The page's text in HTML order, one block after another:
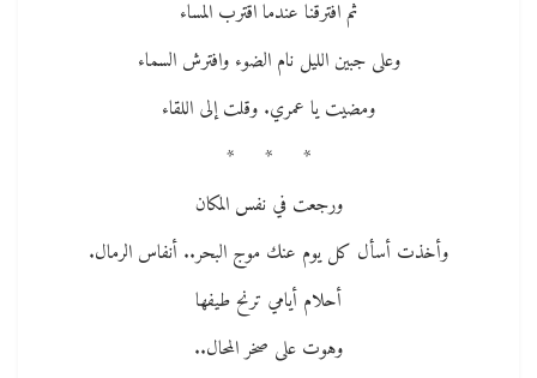
ثم افترقنا عندما اقترب المساء
وعلى جبين الليل نام الضوء وافترش السماء
ومضيت يا عمري. وقلت إلى اللقاء
* * *
ورجعت في نفس المكان
وأخذت أسأل كل يوم عنك موج البحر.. أنفاس الرمال.
أحلام أيامي ترنح طيفها
وهوت على صخر المحال..